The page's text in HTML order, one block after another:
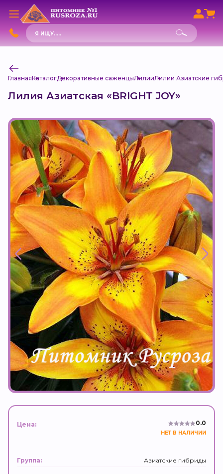
Поиск
товаров
ГлавнаяКаталогДекоративные саженцыЛилииЛилии Азиатские
Лилия Азиатская «BRIGHT JOY»
Цена: 0.0
НЕТ В НАЛИЧИИ
Группа: Азиатские гибриды